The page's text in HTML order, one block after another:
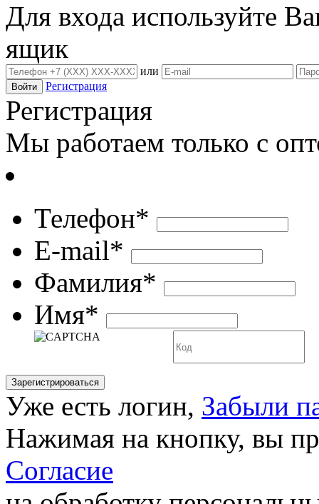
Для входа используйте
ящик
или
Регистрация
Регистрация
Мы работаем только с
Телефон*
E-mail*
Фамилия*
Имя*
Уже есть логин, Забыли
Нажимая на кнопку, вы
Согласие